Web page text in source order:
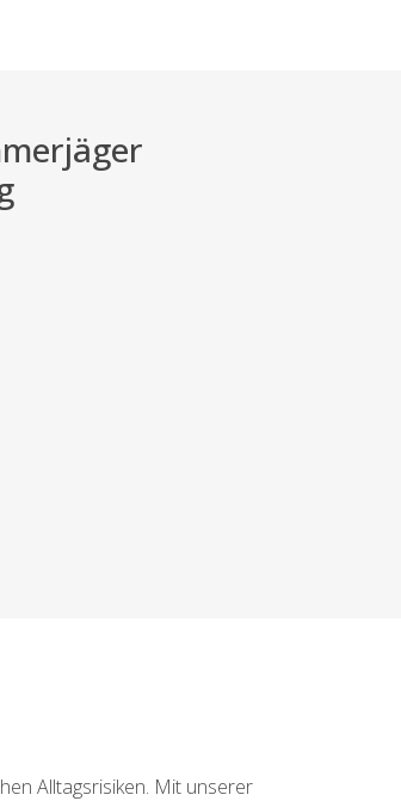
Alltagsrisiken. Mit unserer